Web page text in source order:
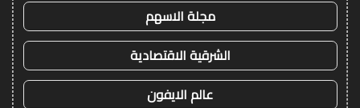
مجلة الاسهم
الشرقية الاقتصادية
عالم الايفون